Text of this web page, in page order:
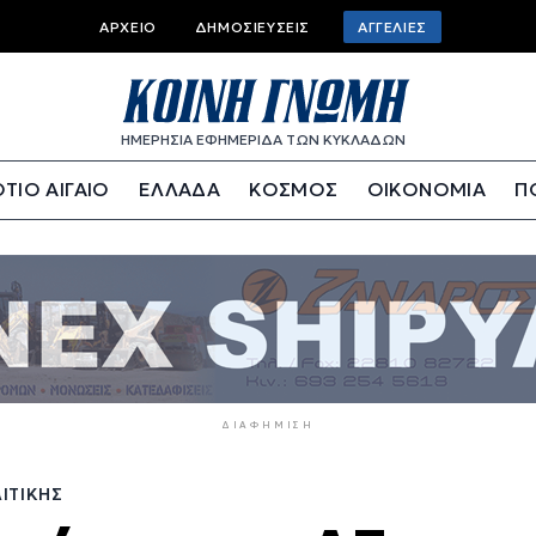
Top
bar
menu
ΑΡΧΕΊΟ ΔΗΜΟΣΙΕΎΣΕΙΣ ΑΓΓΕΛΊΕΣ
ΗΜΕΡΗΣΙΑ ΕΦΗΜΕΡΙΔΑ ΤΩΝ ΚΥΚΛΑΔΩΝ
ΑΙΓΑΙΟ ΕΛΛΑΔΑ ΚΟΣΜΟΣ ΟΙΚΟΝΟΜΙΑ
ΔΙΑΦΉΜΙΣΗ